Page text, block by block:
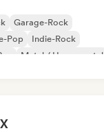
Garage-Rock
Pop
Indie-Rock
Metal / Heavy metal